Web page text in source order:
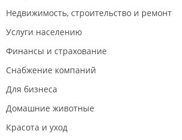
Недвижимость, строительство и ремонт
Услуги населению
Финансы и страхование
Снабжение компаний
Для бизнеса
Домашние животные
Красота и уход